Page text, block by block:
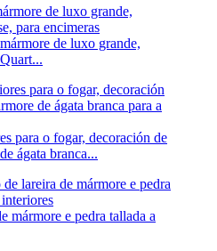
de luxo grande,
para o fogar, decoración de
ágata branca...
mármore e pedra tallada a